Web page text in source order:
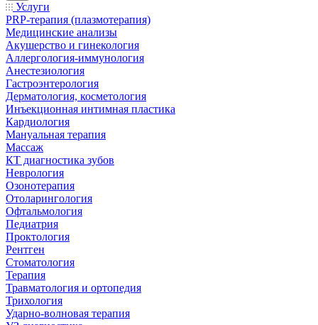
Услуги
PRP-терапия (плазмотерапия)
Медицинские анализы
Акушерство и гинекология
Аллергология-иммунология
Анестезиология
Гастроэнтерология
Дерматология, косметология
Инъекционная интимная пластика
Кардиология
Мануальная терапия
Массаж
КТ диагностика зубов
Неврология
Озонотерапия
Отоларингология
Офтальмология
Педиатрия
Проктология
Рентген
Стоматология
Терапия
Травматология и ортопедия
Трихология
Ударно-волновая терапия